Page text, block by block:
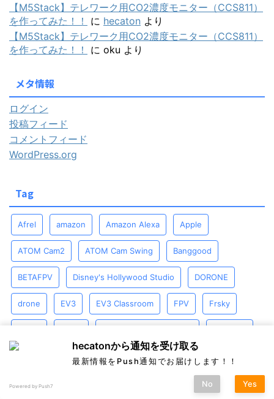
【M5Stack】テレワーク用CO2濃度モニター（CCS811）
を作ってみた！！
に hecaton より
【M5Stack】テレワーク用CO2濃度モニター（CCS811）
を作ってみた！！
に oku より
メタ情報
ログイン
投稿フィード
コメントフィード
WordPress.org
Tag
Afrel amazon Amazon Alexa Apple
ATOM Cam2 ATOM Cam Swing Banggood
BETAFPV Disney's Hollywood Studio DORONE
drone EV3 EV3 Classroom FPV Frsky
LEGO M5Stack Nature Remo
Nreal Air Qrio Lock
hecatonから通知を受け取る
最新情報をPush通知でお届けします！！
Powered by Push7 No Yes